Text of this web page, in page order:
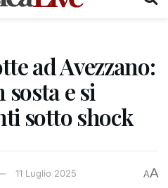
ad Avezzano:
e si
sotto shock
11 Luglio 2025 AA